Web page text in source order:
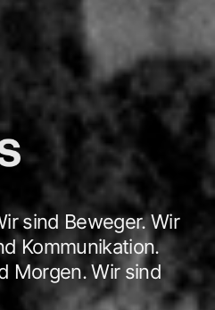
sind Beweger. Wir
Kommunikation.
Morgen. Wir sind